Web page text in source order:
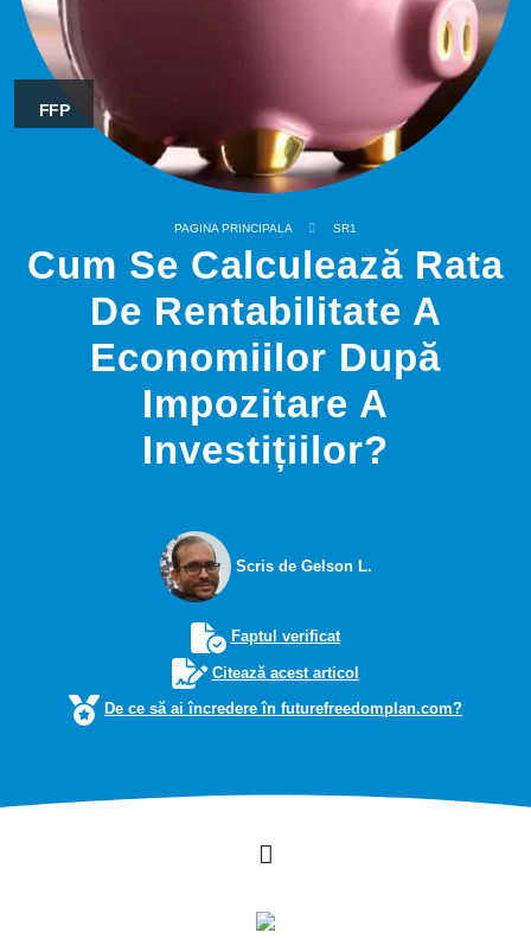
FFP
PAGINA PRINCIPALA SR1
Cum Se Calculează Rata
De Rentabilitate A
Economiilor După
Impozitare A
Investițiilor?
Scris de Gelson L.
Faptul verificat
Citează acest articol
De ce să ai încredere în futurefreedomplan.com?